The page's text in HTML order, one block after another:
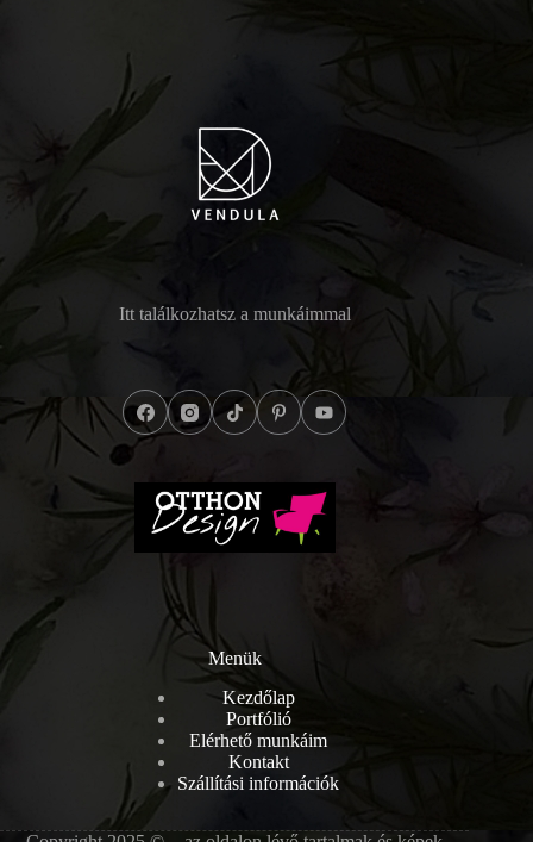
Itt találkozhatsz a munkáimmal
Menük
Kezdőlap
Portfólió
Elérhető munkáim
Kontakt
Szállítási információk
Copyright 2025 © - az oldalon lévő tartalmak és képek